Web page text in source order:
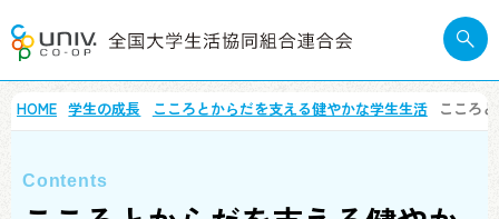
HOME 学生の成長 こころとからだを支える健やかな学生生活 こころ